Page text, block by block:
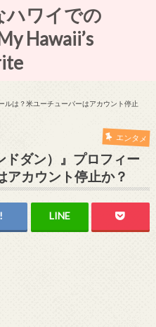
ハワイでの
Hawaii’s
ルは？米ユーチューバーはアカウント停止
エンタメ
ドダン）』プロフィー
アカウント停止か？